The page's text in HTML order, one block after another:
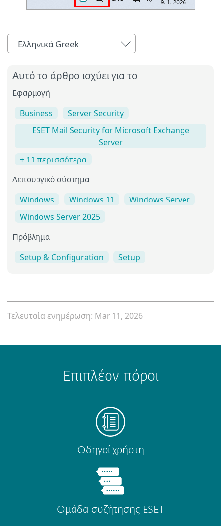
Ελληνικά Greek
Αυτό το άρθρο ισχύει για το
Εφαρμογή
Business
Server Security
ESET Mail Security for Microsoft Exchange
Server
+ 11 περισσότερα
Λειτουργικό σύστημα
Windows Windows 11
Windows Server
Windows Server 2025
Πρόβλημα
Setup & Configuration Setup
Τελευταία ενημέρωση: Mar 11, 2026
Επιπλέον πόροι
Οδηγοί χρήστη
Ομάδα συζήτησης ESET